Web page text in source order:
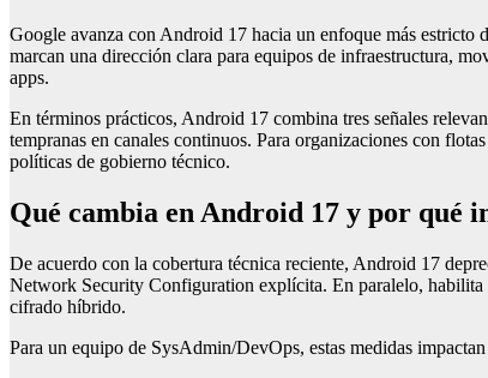
Google avanza con Android 17 hacia un enfoque más estricto
marcan una dirección clara para equipos de infraestructura,
apps.
En términos prácticos, Android 17 combina tres señales
tempranas en canales continuos. Para organizaciones con
políticas de gobierno técnico.
Qué cambia en Android 17 y por qué
De acuerdo con la cobertura técnica reciente, Android 17
Network Security Configuration explícita. En paralelo,
cifrado híbrido.
Para un equipo de SysAdmin/DevOps, estas medidas impactan